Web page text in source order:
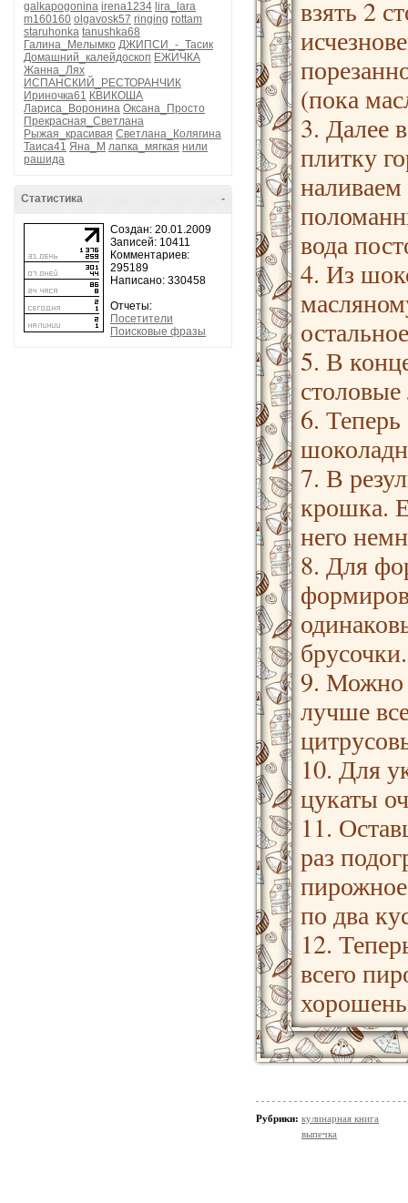
galkapogonina irena1234 lira_lara
m160160 olgavosk57 ringing rottam
staruhonka tanushka68
Галина_Мелымко ДЖИПСИ_-_Тасик
Домашний_калейдоскоп ЕЖИЧКА
Жанна_Лях
ИСПАНСКИЙ_РЕСТОРАНЧИК
Ириночка61 КВИКОША
Лариса_Воронина Оксана_Просто
Прекрасная_Светлана
Рыжая_красивая Светлана_Колягина
Таиса41 Яна_М лапка_мягкая нили
рашида
-
Статистика
Создан: 20.01.2009
Записей: 10411
Комментариев:
295189
Написано: 330458
Отчеты:
Посетители
Поисковые фразы
взять 2
(пока
3. Далее
плитку
вода
4. Из
5. В
6.
7. В
крошка.
него
8. Для
брусочки.
9. Можно
лучше
10. Для
цукаты
11.
раз
по два
12.
всего
Рубрики: кулинарная книга
выпечка